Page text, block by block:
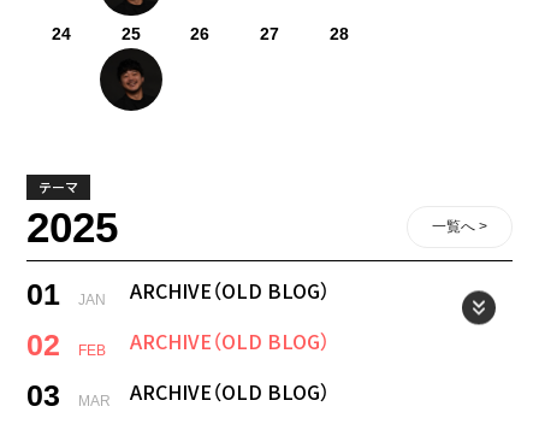
24 25 26 27 28
テーマ
2025 一覧へ >
01 JAN ARCHIVE（OLD BLOG）
02 FEB ARCHIVE（OLD BLOG）
03 MAR ARCHIVE（OLD BLOG）